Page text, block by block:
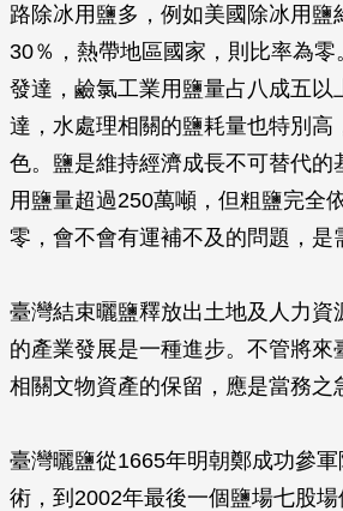
路除冰用鹽多，例如美國除冰用鹽
30％，熱帶地區國家，則比率為
發達，鹼氯工業用鹽量占八成五以
達，水處理相關的鹽耗量也特別高
色。鹽是維持經濟成長不可替代的
用鹽量超過250萬噸，但粗鹽完全
零，會不會有運補不及的問題，是
臺灣結束曬鹽釋放出土地及人力資
的產業發展是一種進步。不管將來
相關文物資產的保留，應是當務之
臺灣曬鹽從1665年明朝鄭成功參
術，到2002年最後一個鹽場七股場